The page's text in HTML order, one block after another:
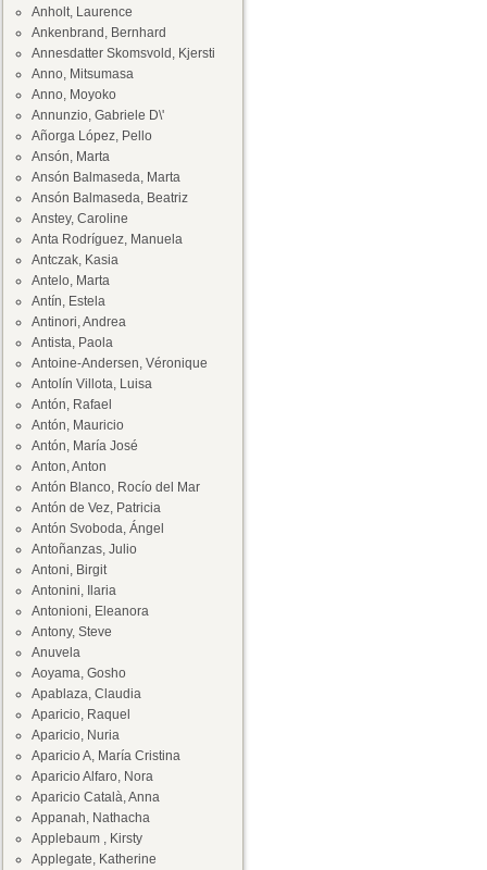
Anholt, Laurence
Ankenbrand, Bernhard
Annesdatter Skomsvold, Kjersti
Anno, Mitsumasa
Anno, Moyoko
Annunzio, Gabriele D\'
Añorga López, Pello
Ansón, Marta
Ansón Balmaseda, Marta
Ansón Balmaseda, Beatriz
Anstey, Caroline
Anta Rodríguez, Manuela
Antczak, Kasia
Antelo, Marta
Antín, Estela
Antinori, Andrea
Antista, Paola
Antoine-Andersen, Véronique
Antolín Villota, Luisa
Antón, Rafael
Antón, Mauricio
Antón, María José
Anton, Anton
Antón Blanco, Rocío del Mar
Antón de Vez, Patricia
Antón Svoboda, Ángel
Antoñanzas, Julio
Antoni, Birgit
Antonini, Ilaria
Antonioni, Eleanora
Antony, Steve
Anuvela
Aoyama, Gosho
Apablaza, Claudia
Aparicio, Raquel
Aparicio, Nuria
Aparicio A, María Cristina
Aparicio Alfaro, Nora
Aparicio Català, Anna
Appanah, Nathacha
Applebaum , Kirsty
Applegate, Katherine